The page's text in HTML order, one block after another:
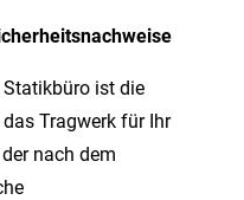
ist die
Tragwerk für Ihr
nach dem